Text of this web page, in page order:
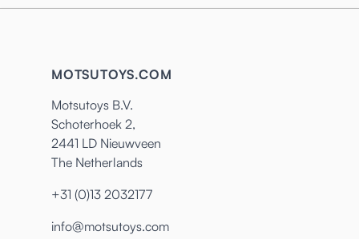
MOTSUTOYS.COM
Motsutoys B.V.
Schoterhoek 2,
2441 LD Nieuwveen
The Netherlands
+31 (0)13 2032177
info@motsutoys.com